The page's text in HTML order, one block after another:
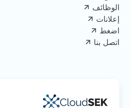
الوظائف
إعلانات
اضغط
اتصل بنا